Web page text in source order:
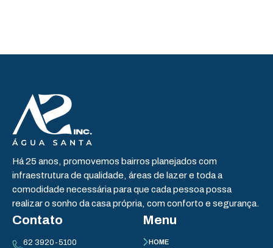
Há 25 anos, promovemos bairros planejados com
infraestrutura de qualidade, áreas de lazer e toda a
comodidade necessária para que cada pessoa possa
realizar o sonho da casa própria, com conforto e segurança.
Contato
62 3920-5100
Menu
HOME